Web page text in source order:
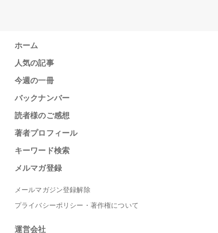
ホーム
人気の記事
今週の一冊
バックナンバー
読者様のご感想
著者プロフィール
キーワード検索
メルマガ登録
メールマガジン登録解除
プライバシーポリシー・著作権について
運営会社